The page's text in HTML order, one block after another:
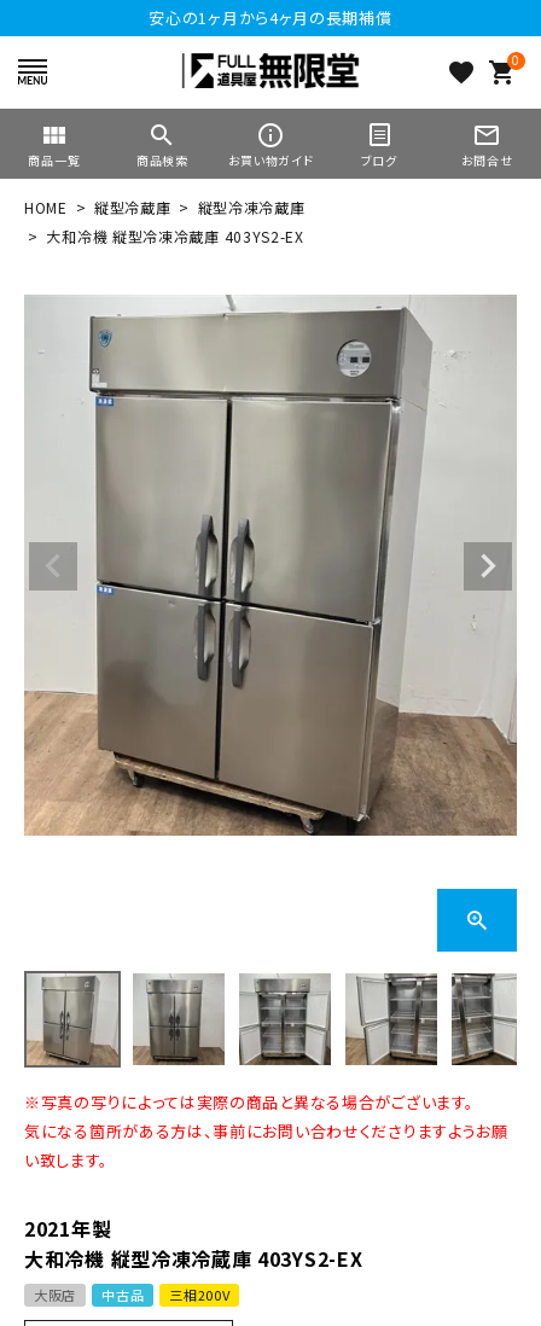
安心の1ヶ月から4ヶ月の長期補償
favorite 0
shopping_cart
view_module
商品一覧
search
商品検索
info_outline
お買い物ガイド ブログ
mail_outline
お問合せ
HOME 縦型冷蔵庫
縦型冷凍冷蔵庫
大和冷機 縦型冷凍冷蔵庫 403YS2-EX
※写真の写りによっては実際の商品と異なる場合がございます。
気になる箇所がある方は、事前にお問い合わせくださりますようお願
い致します。
2021年製
大和冷機 縦型冷凍冷蔵庫 403YS2-EX
大阪店 中古品 三相200V